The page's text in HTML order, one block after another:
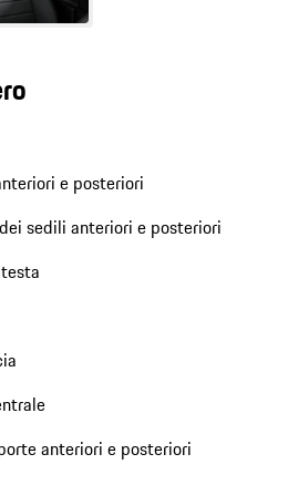
e posteriori
sedili anteriori e posteriori
anteriori e posteriori